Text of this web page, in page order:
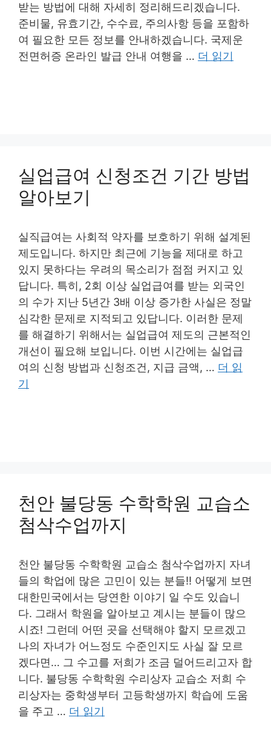
받는 방법에 대해 자세히 정리해드리겠습니다.
준비물, 유효기간, 수수료, 주의사항 등을 포함하
여 필요한 모든 정보를 안내하겠습니다. 국제운
전면허증 온라인 발급 안내 여행을 … 더 읽기
실업급여 신청조건 기간 방법
알아보기
실직급여는 사회적 약자를 보호하기 위해 설계된
제도입니다. 하지만 최근에 기능을 제대로 하고
있지 못하다는 우려의 목소리가 점점 커지고 있
답니다. 특히, 2회 이상 실업급여를 받는 외국인
의 수가 지난 5년간 3배 이상 증가한 사실은 정말
심각한 문제로 지적되고 있답니다. 이러한 문제
를 해결하기 위해서는 실업급여 제도의 근본적인
개선이 필요해 보입니다. 이번 시간에는 실업급
여의 신청 방법과 신청조건, 지급 금액, … 더 읽
기
천안 불당동 수학학원 교습소
첨삭수업까지
천안 불당동 수학학원 교습소 첨삭수업까지 자녀
들의 학업에 많은 고민이 있는 분들!! 어떻게 보면
대한민국에서는 당연한 이야기 일 수도 있습니
다. 그래서 학원을 알아보고 계시는 분들이 많으
시죠! 그런데 어떤 곳을 선택해야 할지 모르겠고
나의 자녀가 어느정도 수준인지도 사실 잘 모르
겠다면… 그 수고를 저희가 조금 덜어드리고자 합
니다. 불당동 수학학원 수리상자 교습소 저희 수
리상자는 중학생부터 고등학생까지 학습에 도움
을 주고 … 더 읽기